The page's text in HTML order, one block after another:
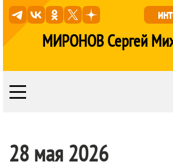
МИРОНОВ Сергей
28 мая 2026